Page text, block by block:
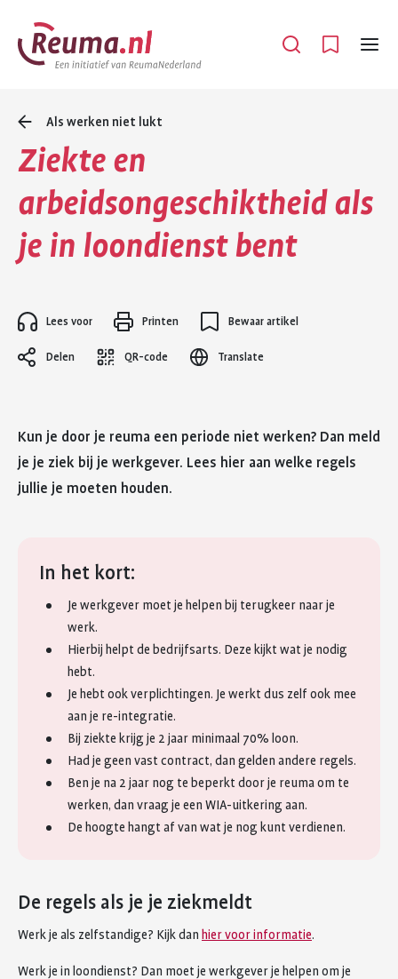
Spring
naar
hoofdinhoud
Spring
naar
footer
Open
Menu
Als werken niet lukt
Ziekte en
arbeidsongeschiktheid als
je in loondienst bent
Lees voor Printen Bewaar artikel
Delen QR-code Translate
Kun je door je reuma een periode niet werken? Dan meld
je je ziek bij je werkgever. Lees hier aan welke regels
jullie je moeten houden.
In het kort:
Je werkgever moet je helpen bij terugkeer naar je
werk.
Hierbij helpt de bedrijfsarts. Deze kijkt wat je nodig
hebt.
Je hebt ook verplichtingen. Je werkt dus zelf ook mee
aan je re-integratie.
Bij ziekte krijg je 2 jaar minimaal 70% loon.
Had je geen vast contract, dan gelden andere regels.
Ben je na 2 jaar nog te beperkt door je reuma om te
werken, dan vraag je een WIA-uitkering aan.
De hoogte hangt af van wat je nog kunt verdienen.
De regels als je je ziekmeldt
Werk je als zelfstandige? Kijk dan hier voor informatie.
Werk je in loondienst? Dan moet je werkgever je helpen om je